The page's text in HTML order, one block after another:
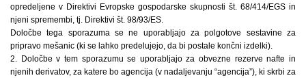
opredeljene v Direktivi Evropske gospodarske skupnosti št. 68/414/EGS in
njeni spremembi, tj. Direktivi št. 98/93/ES.
Določbe tega sporazuma se ne uporabljajo za polgotove sestavine za
pripravo mešanic (ki se lahko predelujejo, da bi postale končni izdelki).
2. Določbe v tem sporazumu se uporabljajo za obvezne rezerve nafte in
njenih derivatov, za katere bo agencija (v nadaljevanju “agencija”), ki skrbi za